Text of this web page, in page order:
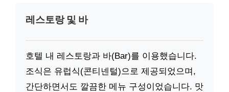
레스토랑 및 바
호텔 내 레스토랑과 바(Bar)를 이용했습니다.
조식은 유럽식(콘티넨털)으로 제공되었으며,
간단하면서도 깔끔한 메뉴 구성이었습니다. 맛